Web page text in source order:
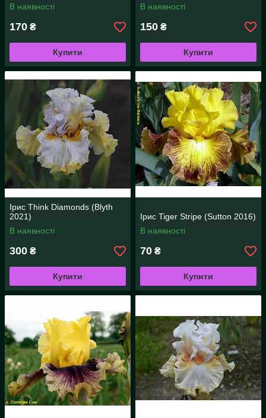
В наявності
170 ₴
Купити
В наявності
150 ₴
Купити
Ірис Think Diamonds (Blyth
2021)
В наявності
300 ₴
Купити
Ірис Tiger Stripe (Sutton 2016)
В наявності
70 ₴
Купити